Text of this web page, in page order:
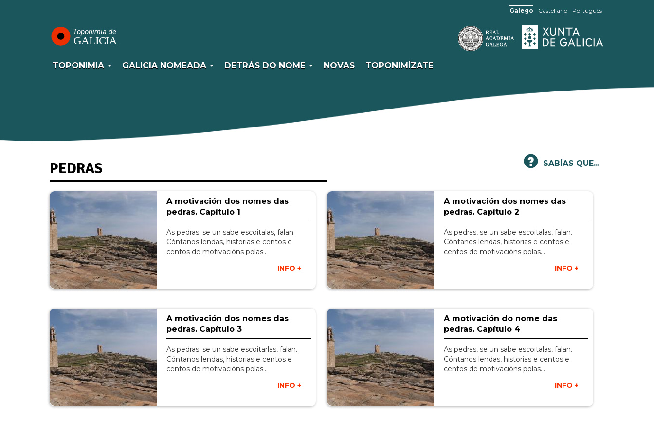
Galego Castellano Português
principal
TOPONIMIA GALICIA NOMEADA DETRÁS DO NOME NOVAS TOPONIMÍZATE
SABÍAS QUE...
PEDRAS
A motivación dos nomes das
pedras. Capítulo 1
As pedras, se un sabe escoitalas, falan.
Cóntanos lendas, historias e centos e
centos de motivacións polas…
INFO +
A motivación dos nomes das
pedras. Capítulo 2
As pedras, se un sabe escoitalas, falan.
Cóntanos lendas, historias e centos e
centos de motivacións polas…
INFO +
A motivación dos nomes das
pedras. Capítulo 3
As pedras, se un sabe escoitarlas, falan.
Cóntanos lendas, historias e centos e
centos de motivacións polas…
INFO +
A motivación do nome das
pedras. Capítulo 4
As pedras, se un sabe escoitalas, falan.
Cóntanos lendas, historias e centos e
centos de motivacións polas…
INFO +